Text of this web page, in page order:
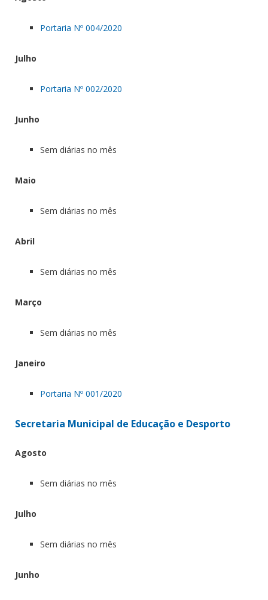
Portaria Nº 004/2020
Julho
Portaria Nº 002/2020
Junho
Sem diárias no mês
Maio
Sem diárias no mês
Abril
Sem diárias no mês
Março
Sem diárias no mês
Janeiro
Portaria Nº 001/2020
Secretaria Municipal de Educação e Desporto
Agosto
Sem diárias no mês
Julho
Sem diárias no mês
Junho